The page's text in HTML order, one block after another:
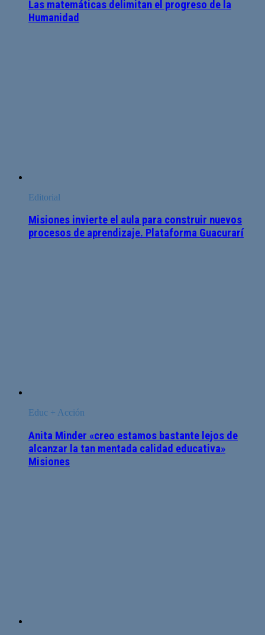
Las matemáticas delimitan el progreso de la
Humanidad
Editorial
Misiones invierte el aula para construir nuevos
procesos de aprendizaje. Plataforma Guacurarí
Educ + Acción
Anita Minder «creo estamos bastante lejos de
alcanzar la tan mentada calidad educativa»
Misiones